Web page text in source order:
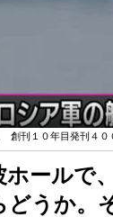
刊１０年目発刊４０
ールで
どうか。